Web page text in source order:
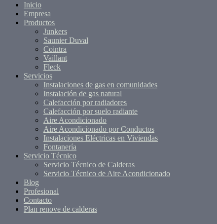
Inicio
Empresa
Productos
Junkers
Saunier Duval
Cointra
Vaillant
Fleck
Servicios
Instalaciones de gas en comunidades
Instalación de gas natural
Calefacción por radiadores
Calefacción por suelo radiante
Aire Acondicionado
Aire Acondicionado por Conductos
Instalaciones Eléctricas en Viviendas
Fontanería
Servicio Técnico
Servicio Técnico de Calderas
Servicio Técnico de Aire Acondicionado
Blog
Profesional
Contacto
Plan renove de calderas